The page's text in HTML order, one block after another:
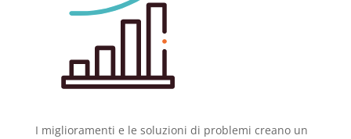
I miglioramenti e le soluzioni di problemi creano un